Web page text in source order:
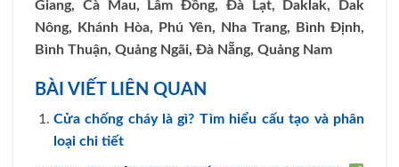
Giang, Cà Mau, Lâm Đồng, Đà Lạt, Daklak, Dak
Nông, Khánh Hòa, Phú Yên, Nha Trang, Bình Định,
Bình Thuận, Quảng Ngãi, Đà Nẵng, Quảng Nam
BÀI VIẾT LIÊN QUAN
Cửa chống cháy là gì? Tìm hiểu cấu tạo và phân
loại chi tiết